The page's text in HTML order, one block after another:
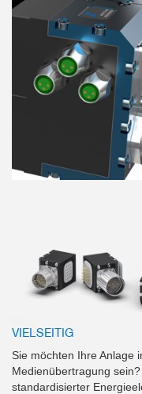
VIELSEITIG
Sie möchten Ihre Anlage
Medienübertragung
standardisierter